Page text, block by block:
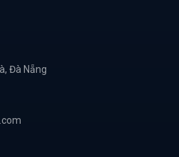
Đà Nẵng